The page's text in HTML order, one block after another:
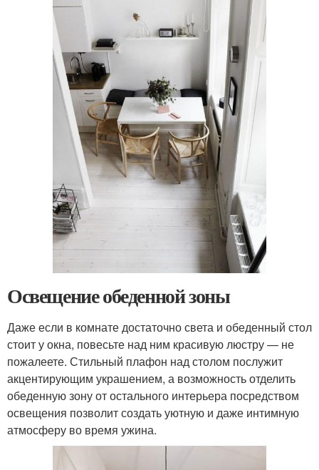
Освещение обеденной зоны
Даже если в комнате достаточно света и обеденный стол
стоит у окна, повесьте над ним красивую люстру — не
пожалеете. Стильный плафон над столом послужит
акцентирующим украшением, а возможность отделить
обеденную зону от остального интерьера посредством
освещения позволит создать уютную и даже интимную
атмосферу во время ужина.